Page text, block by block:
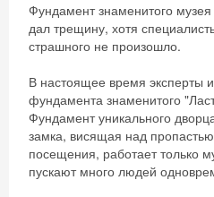
Фундамент знаменитого
дал трещину, хотя
страшного не произошло.
В настоящее время эксперты
фундамента знаменитого
Фундамент уникального
замка, висящая над
посещения, работает только
пускают много людей